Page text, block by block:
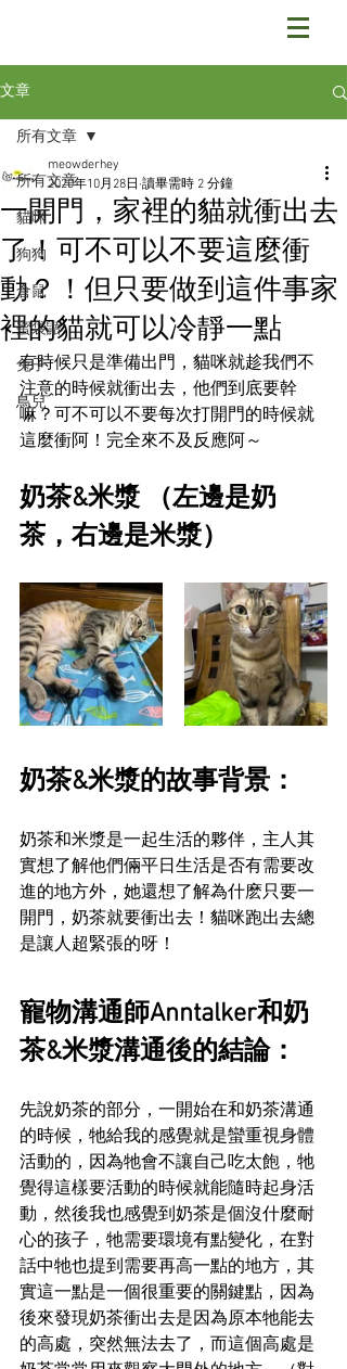
文章
所有文章
貓咪
狗狗
倉鼠
蜜袋鼯
兔子
鳥兒
所有文章
一開門，家裡的貓就衝出去
了！可不可以不要這麼衝
動？！但只要做到這件事家
裡的貓就可以冷靜一點
meowderhey
2020年10月28日 讀畢需時 2 分鐘
有時候只是準備出門，貓咪就趁我們不
注意的時候就衝出去，他們到底要幹
嘛？可不可以不要每次打開門的時候就
這麼衝阿！完全來不及反應阿～
奶茶&米漿 （左邊是奶
茶，右邊是米漿）
奶茶&米漿的故事背景：
奶茶和米漿是一起生活的夥伴，主人其
實想了解他們倆平日生活是否有需要改
進的地方外，她還想了解為什麽只要一
開門，奶茶就要衝出去！貓咪跑出去總
是讓人超緊張的呀！
寵物溝通師Anntalker和奶
茶&米漿溝通後的結論：
先說奶茶的部分，一開始在和奶茶溝通
的時候，牠給我的感覺就是蠻重視身體
活動的，因為牠會不讓自己吃太飽，牠
覺得這樣要活動的時候就能隨時起身活
動，然後我也感覺到奶茶是個沒什麼耐
心的孩子，牠需要環境有點變化，在對
話中牠也提到需要再高一點的地方，其
實這一點是一個很重要的關鍵點，因為
後來發現奶茶衝出去是因為原本牠能去
的高處，突然無法去了，而這個高處是